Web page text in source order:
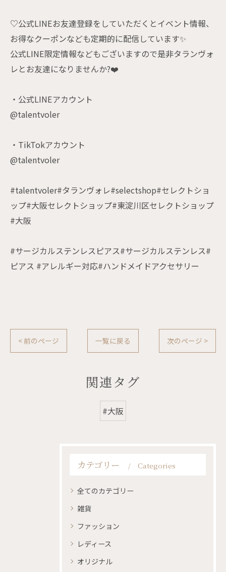
♡公式LINEお友達登録をしていただくとイベント情報、
お得なクーポンなども定期的に配信しています✨
公式LINE限定情報などもございますので是非タランヴォ
レとお友達になりませんか?❤️
・公式LINEアカウント
@talentvoler
・TikTokアカウント
@talentvoler
#talentvoler#タランヴォレ#selectshop#セレクトショ
ップ#大阪セレクトショップ#東淀川区セレクトショップ
#大阪
#サージカルステンレスピアス#サージカルステンレス#
ピアス #アレルギー対応#ハンドメイドアクセサリー
< 前のページ 一覧に戻る 次のページ >
関連タグ
#大阪
カテゴリー Categories
全てのカテゴリー
雑貨
ファッション
レディース
オリジナル